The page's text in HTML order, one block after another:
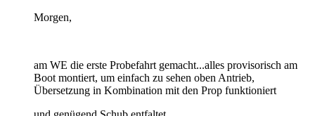
Morgen,
am WE die erste Probefahrt gemacht...alles provisorisch am
Boot montiert, um einfach zu sehen oben Antrieb,
Übersetzung in Kombination mit den Prop funktioniert